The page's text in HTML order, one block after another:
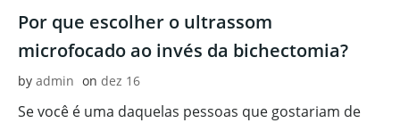
Por que escolher o ultrassom
microfocado ao invés da bichectomia?
by admin on dez 16
Se você é uma daquelas pessoas que gostariam de